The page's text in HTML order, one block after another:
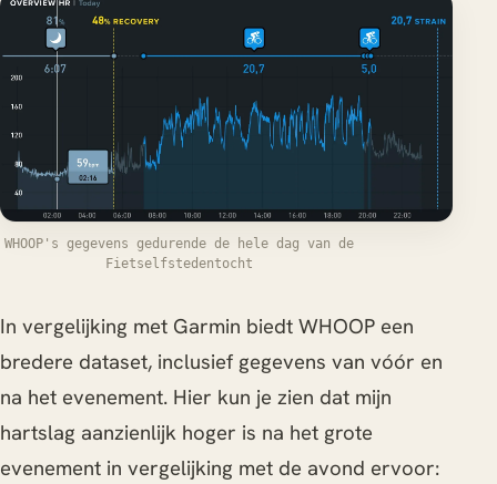
WHOOP's gegevens gedurende de hele dag van de
Fietselfstedentocht
In vergelijking met Garmin biedt WHOOP een
bredere dataset, inclusief gegevens van vóór en
na het evenement. Hier kun je zien dat mijn
hartslag aanzienlijk hoger is na het grote
evenement in vergelijking met de avond ervoor: